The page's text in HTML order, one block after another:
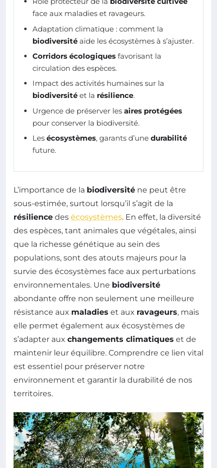
face aux maladies et ravageurs.
Adaptation climatique : comment la
biodiversité aide les écosystèmes à s’ajuster.
Corridors écologiques favorisant la
circulation des espèces.
Impact des activités humaines sur la
biodiversité et la résilience.
Urgence de préserver les aires protégées
pour conserver la biodiversité.
Les écosystèmes, garants d’une durabilité
future.
L’importance de la biodiversité ne peut être
sous-estimée, surtout lorsqu’il s’agit de la
résilience des écosystèmes. En effet, la diversité
des espèces, tant animales que végétales, ainsi
que la richesse génétique au sein des
populations, sont des atouts majeurs pour la
survie des écosystèmes face aux perturbations
environnementales. Une biodiversité
abondante offre non seulement une meilleure
résistance aux maladies et aux ravageurs, mais
elle permet également aux écosystèmes de
s’adapter aux changements climatiques et de
maintenir leur équilibre. Comprendre ce lien vital
est essentiel pour préserver notre
environnement et garantir la durabilité de nos
territoires.